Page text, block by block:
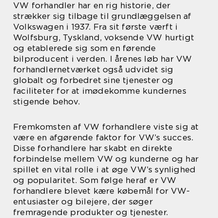
VW forhandler har en rig historie, der
strækker sig tilbage til grundlæggelsen af
Volkswagen i 1937. Fra sit første værft i
Wolfsburg, Tyskland, voksende VW hurtigt
og etablerede sig som en førende
bilproducent i verden. I årenes løb har VW
forhandlernetværket også udvidet sig
globalt og forbedret sine tjenester og
faciliteter for at imødekomme kundernes
stigende behov.
Fremkomsten af VW forhandlere viste sig at
være en afgørende faktor for VW’s succes.
Disse forhandlere har skabt en direkte
forbindelse mellem VW og kunderne og har
spillet en vital rolle i at øge VW’s synlighed
og popularitet. Som følge heraf er VW
forhandlere blevet kære købemål for VW-
entusiaster og bilejere, der søger
fremragende produkter og tjenester.